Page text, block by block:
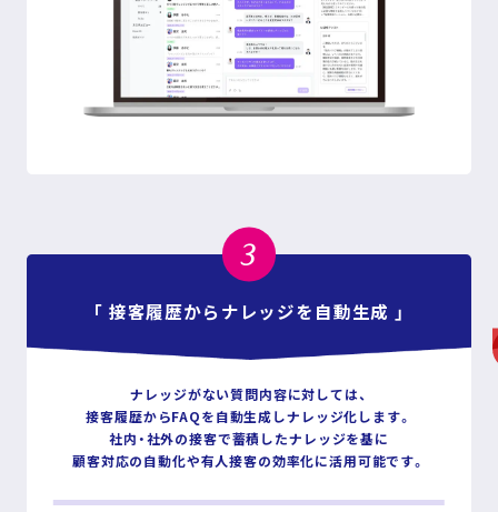
3
「 接客履歴からナレッジを自動生成 」
ナレッジがない質問内容に対しては、
接客履歴からFAQを自動生成しナレッジ化します。
社内・社外の接客で蓄積したナレッジを基に
顧客対応の自動化や有人接客の効率化に活用可能です。